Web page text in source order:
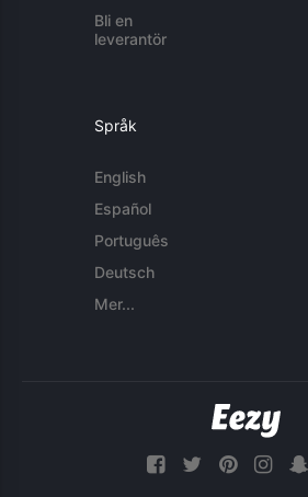
Bli en
leverantör
Språk
English
Español
Português
Deutsch
Mer...